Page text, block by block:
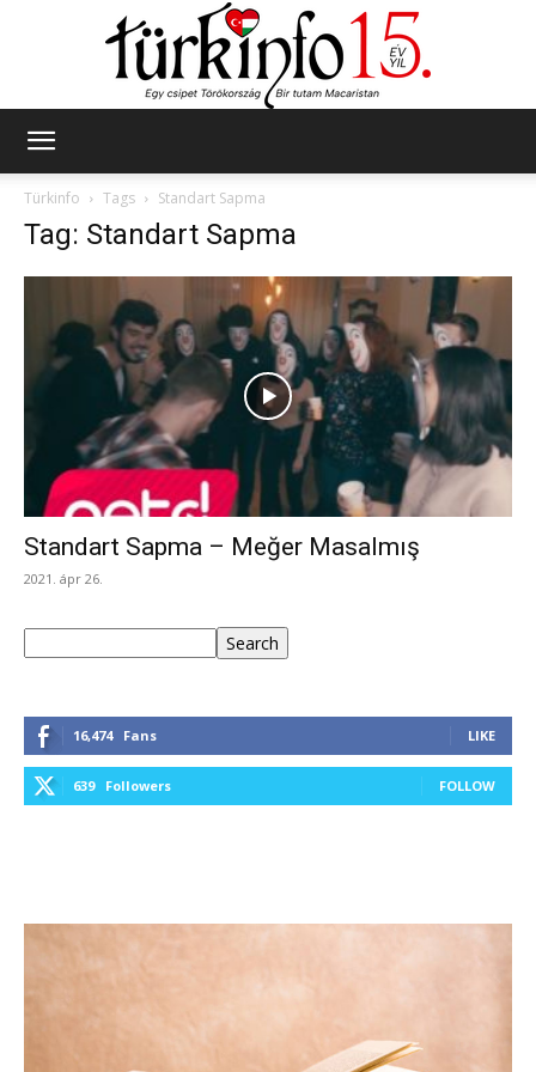
Türkinfo
Tags Standart Sapma
Tag: Standart Sapma
Standart Sapma – Meğer Masalmış
2021. ápr 26.
Search
16,474 Fans LIKE
639 Followers FOLLOW